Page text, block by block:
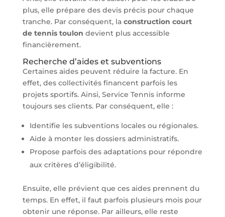
plus, elle prépare des devis précis pour chaque
tranche. Par conséquent, la construction court
de tennis toulon devient plus accessible
financièrement.
Recherche d’aides et subventions
Certaines aides peuvent réduire la facture. En
effet, des collectivités financent parfois les
projets sportifs. Ainsi, Service Tennis informe
toujours ses clients. Par conséquent, elle :
Identifie les subventions locales ou régionales.
Aide à monter les dossiers administratifs.
Propose parfois des adaptations pour répondre
aux critères d’éligibilité.
Ensuite, elle prévient que ces aides prennent du
temps. En effet, il faut parfois plusieurs mois pour
obtenir une réponse. Par ailleurs, elle reste